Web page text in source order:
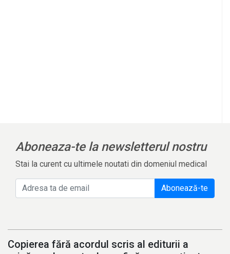
Aboneaza-te la newsletterul nostru
Stai la curent cu ultimele noutati din domeniul medical
Abonează-te
Copierea fără acordul scris al editurii a